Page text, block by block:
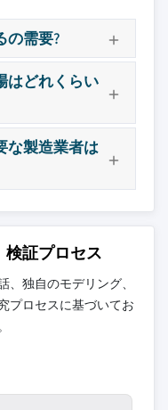
の需要?
はどれくらい
な製造業者は
検証プロセス
独自のモデリング、
プロセスに基づいてお